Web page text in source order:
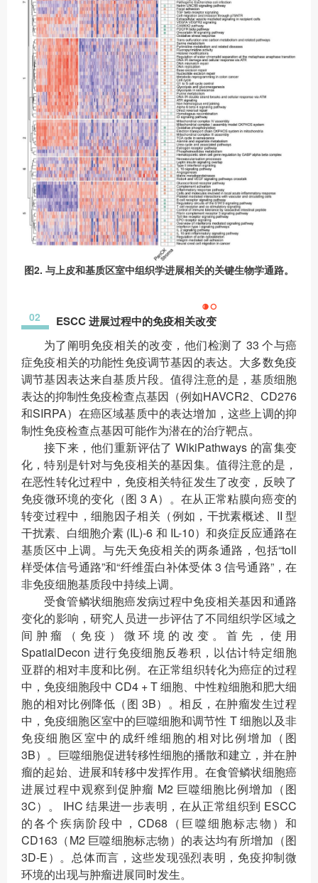
图2. 与上皮和基质区室中组织学进展相关的关键生物学通路。
02 ESCC 进展过程中的免疫相关改变
为了阐明免疫相关的改变，他们检测了 33 个与癌
症免疫相关的功能性免疫调节基因的表达。大多数免疫
调节基因表达来自基质片段。值得注意的是，基质细胞
表达的抑制性免疫检查点基因（例如HAVCR2、CD276
和SIRPA）在癌区域基质中的表达增加，这些上调的抑
制性免疫检查点基因可能作为潜在的治疗靶点。
接下来，他们重新评估了 WikiPathways 的富集变
化，特别是针对与免疫相关的基因集。值得注意的是，
在恶性转化过程中，免疫相关特征发生了改变，反映了
免疫微环境的变化（图 3 A）。在从正常粘膜向癌变的
转变过程中，细胞因子相关（例如，干扰素概述、II 型
干扰素、白细胞介素 (IL)-6 和 IL-10）和炎症反应通路在
基质区中上调。与先天免疫相关的两条通路，包括“toll
样受体信号通路”和“纤维蛋白补体受体 3 信号通路”，在
非免疫细胞基质段中持续上调。
受食管鳞状细胞癌发病过程中免疫相关基因和通路
变化的影响，研究人员进一步评估了不同组织学区域之
间肿瘤（免疫）微环境的改变。首先，使用
SpatialDecon 进行免疫细胞反卷积，以估计特定细胞
亚群的相对丰度和比例。在正常组织转化为癌症的过程
中，免疫细胞段中 CD4 + T 细胞、中性粒细胞和肥大细
胞的相对比例降低（图 3B）。相反，在肿瘤发生过程
中，免疫细胞区室中的巨噬细胞和调节性 T 细胞以及非
免疫细胞区室中的成纤维细胞的相对比例增加（图
3B）。巨噬细胞促进转移性细胞的播散和建立，并在肿
瘤的起始、进展和转移中发挥作用。在食管鳞状细胞癌
进展过程中观察到促肿瘤 M2 巨噬细胞比例增加（图
3C）。 IHC 结果进一步表明，在从正常组织到 ESCC
的各个疾病阶段中，CD68（巨噬细胞标志物）和
CD163（M2 巨噬细胞标志物）的表达均有所增加（图
3D-E）。总体而言，这些发现强烈表明，免疫抑制微
环境的出现与肿瘤进展同时发生。